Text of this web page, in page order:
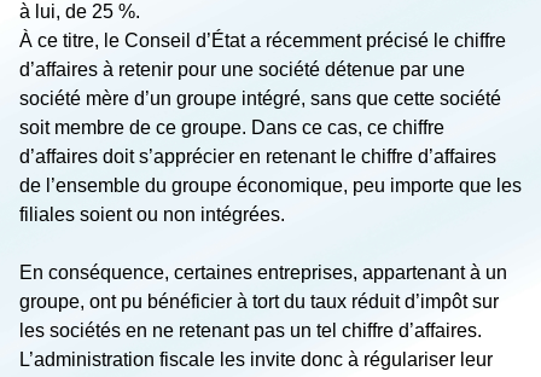
à lui, de 25 %.
À ce titre, le Conseil d’État a récemment précisé le chiffre
d’affaires à retenir pour une société détenue par une
société mère d’un groupe intégré, sans que cette société
soit membre de ce groupe. Dans ce cas, ce chiffre
d’affaires doit s’apprécier en retenant le chiffre d’affaires
de l’ensemble du groupe économique, peu importe que les
filiales soient ou non intégrées.
En conséquence, certaines entreprises, appartenant à un
groupe, ont pu bénéficier à tort du taux réduit d’impôt sur
les sociétés en ne retenant pas un tel chiffre d’affaires.
L’administration fiscale les invite donc à régulariser leur